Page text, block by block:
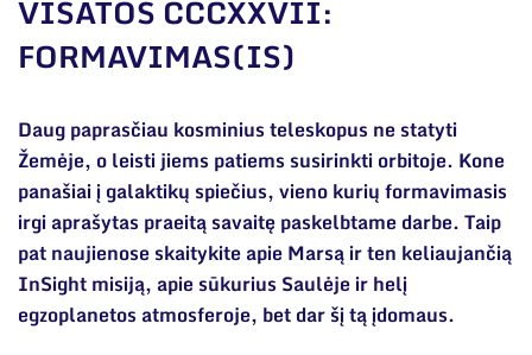
organizacijose bei asociacijose
Bendri rekvizitai
Administracija
Darbuotojų kontaktai
VISATOS CCCXXVII:
FORMAVIMAS(IS)
Daug paprasčiau kosminius teleskopus ne statyti
Žemėje, o leisti jiems patiems susirinkti orbitoje. Kone
panašiai į galaktikų spiečius, vieno kurių formavimasis
irgi aprašytas praeitą savaitę paskelbtame darbe. Taip
pat naujienose skaitykite apie Marsą ir ten keliaujančią
InSight misiją, apie sūkurius Saulėje ir helį
egzoplanetos atmosferoje, bet dar šį tą įdomaus.